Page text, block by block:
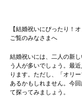
【結婚祝いにぴったり！
ご覧のみなさまへ
結婚祝いには、二人の新
う人が多いでしょう。最
ります。ただし、「オリ
あるかもしれません。今
て探ってみましょう。